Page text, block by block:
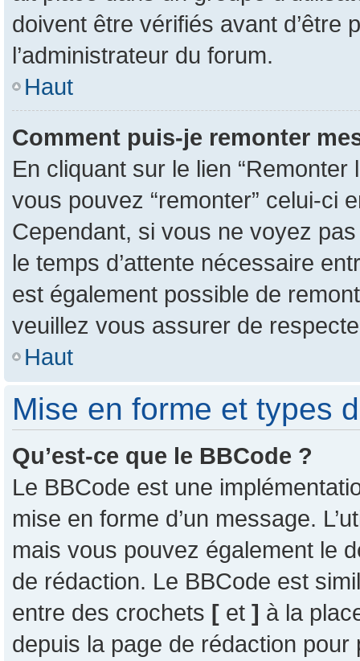
doivent être vérifiés avant d’être
l’administrateur du forum.
Haut
Comment puis-je remonter
En cliquant sur le lien
vous pouvez “remonter” celui-ci
Cependant, si vous ne voyez
le temps d’attente nécessaire
est également possible de
veuillez vous assurer de
Haut
Mise en forme et types
Qu’est-ce que le BBCode ?
Le BBCode est une
mise en forme d’un message.
mais vous pouvez également le
de rédaction. Le BBCode est
entre des crochets [ et ] à la
depuis la page de rédaction pour